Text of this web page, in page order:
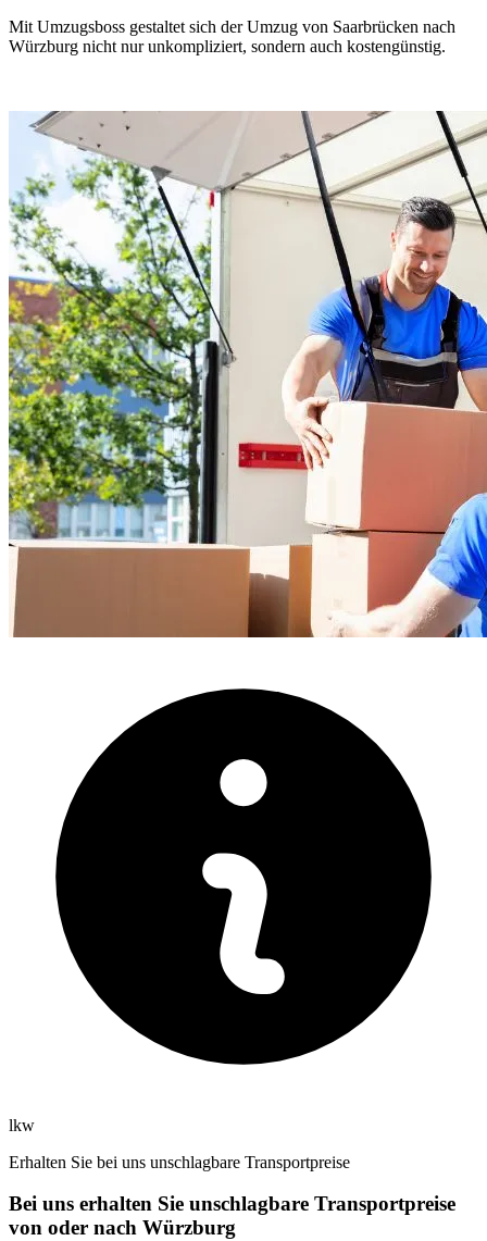
Mit Umzugsboss gestaltet sich der Umzug von Saarbrücken nach
Würzburg nicht nur unkompliziert, sondern auch kostengünstig.
lkw
Erhalten Sie bei uns unschlagbare Transportpreise
Bei uns erhalten Sie unschlagbare Transportpreise
von oder nach Würzburg